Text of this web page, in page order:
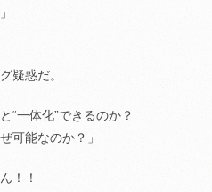
疑惑だ。
“一体化”できるのか？
可能なのか？」
！！